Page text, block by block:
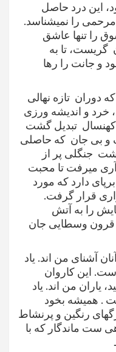
این درد حاصل
را نمیشناسد.
را تنها عاشق
گریست، تا به
و جانت را رها
دوران تازه نهالی
خرد و اندیشه ورزی
کهنسال تبدیل گشت
و بی جان که حاصلی
جنگلی پر از
آری میرفت تا محبت
دارد که مورد
قرار گرفت.
را به آتش
قرون وسطایی جان
آشنای من اند. یاد
این کاروان
یاران من اند. یاد
. همیشه بخود
رنگین و پرنشاط
ست ماندگار که با